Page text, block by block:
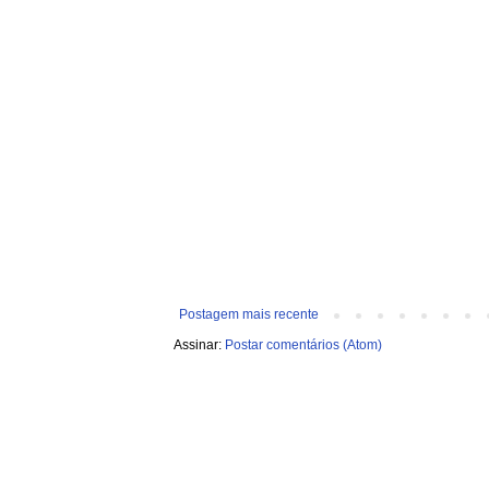
Postagem mais recente
Assinar: Postar comentários (Atom)